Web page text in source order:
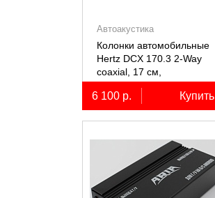
Автоакустика
Колонки автомобильные
Hertz DCX 170.3 2-Way
coaxial, 17 см,
коаксиальные
двухполосные, 2 шт.
6 100 р. Купить